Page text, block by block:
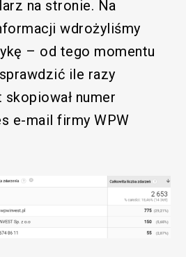
na stronie. Na
wdrożyliśmy
– od tego momentu
ile razy
numer
e-mail firmy WPW